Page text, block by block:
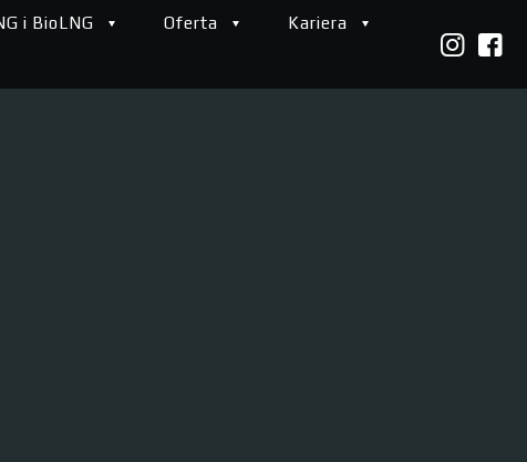
i BioLNG Oferta Kariera